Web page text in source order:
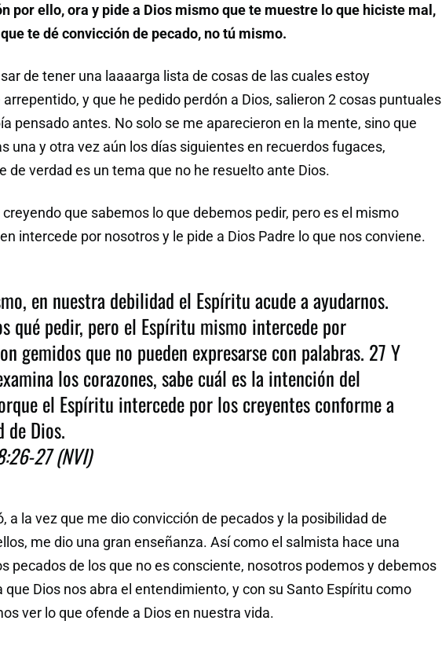
por ello, ora y pide a Dios mismo que te muestre lo que hiciste mal,
te dé convicción de pecado, no tú mismo.
de tener una laaaarga lista de cosas de las cuales estoy
y que he pedido perdón a Dios, salieron 2 cosas puntuales
pensado antes. No solo se me aparecieron en la mente, sino que
una y otra vez aún los días siguientes en recuerdos fugaces,
de verdad es un tema que no he resuelto ante Dios.
que sabemos lo que debemos pedir, pero es el mismo
intercede por nosotros y le pide a Dios Padre lo que nos conviene.
en nuestra debilidad el Espíritu acude a ayudarnos.
qué pedir, pero el Espíritu mismo intercede por
gemidos que no pueden expresarse con palabras. 27 Y
los corazones, sabe cuál es la intención del
el Espíritu intercede por los creyentes conforme a
de Dios.
27 (NVI)
a la vez que me dio convicción de pecados y la posibilidad de
me dio una gran enseñanza. Así como el salmista hace una
pecados de los que no es consciente, nosotros podemos y debemos
Dios nos abra el entendimiento, y con su Santo Espíritu como
ver lo que ofende a Dios en nuestra vida.